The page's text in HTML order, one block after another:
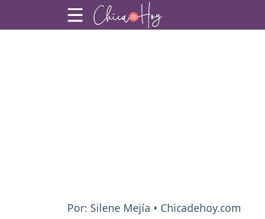
Por: Silene Mejía • Chicadehoy.com